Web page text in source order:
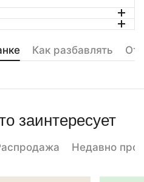
Как разбавлять
заинтересует
Недавно